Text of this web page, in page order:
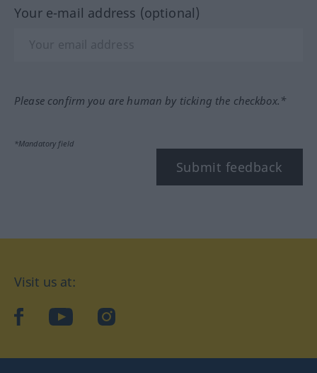
Your e-mail address (optional)
Please confirm you are human by ticking the checkbox.*
*Mandatory field
Submit feedback
Visit us at:
facebookYouTubeInstagram